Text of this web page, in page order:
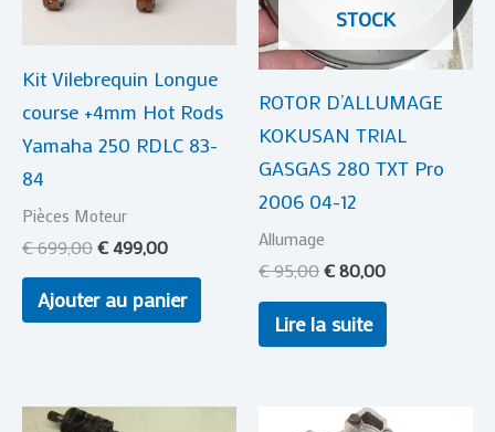
Kit Vilebrequin Longue
course +4mm Hot Rods
Yamaha 250 RDLC 83-
84
Pièces Moteur
€699,00€499,00
Ajouter au panier
STOCK
ROTOR D’ALLUMAGE
KOKUSAN TRIAL
GASGAS 280 TXT Pro
2006 04-12
Allumage
€95,00€80,00
Lire la suite